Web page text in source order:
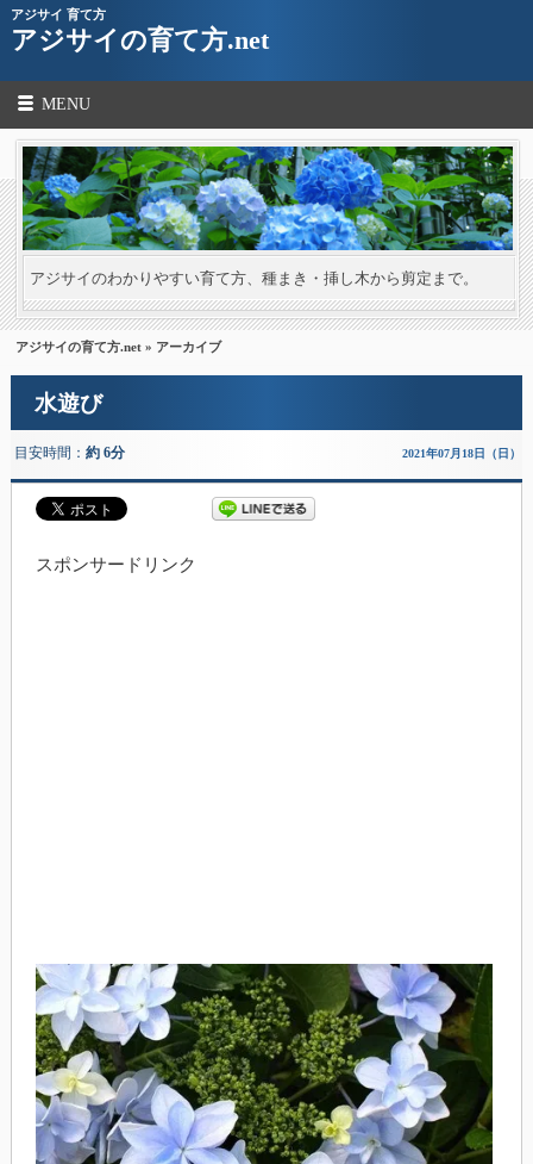
アジサイ 育て方
アジサイの育て方.net
MENU
アジサイのわかりやすい育て方、種まき・挿し木から剪定まで。
アジサイの育て方.net » アーカイブ
水遊び
目安時間： 約 6分 2021年07月18日（日）
スポンサードリンク